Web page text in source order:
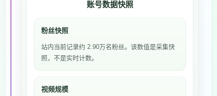
账号数据快照
粉丝快照
站内当前记录约 2.90万名粉丝。该数值是采集快
照，不是实时计数。
视频规模